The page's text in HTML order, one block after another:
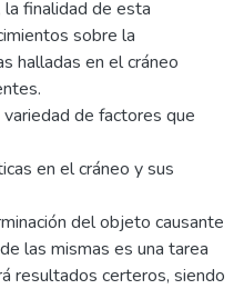
finalidad de esta
sobre la
halladas en el cráneo
de factores que
en el cráneo y sus
del objeto causante
las mismas es una tarea
resultados certeros, siendo